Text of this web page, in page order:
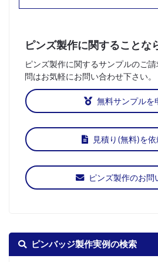
ピンバッジ製作実例の検索
ピンズ製作に関することな
ピンズ製作に関するサンプルのご
問はお気軽にお問い合わせ下さい。
無料サンプルを
見積り(無料)を
ピンズ製作のお問